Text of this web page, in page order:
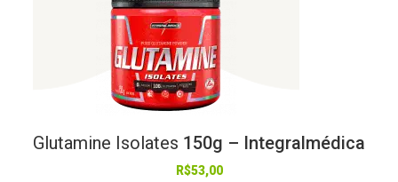
Glutamine Isolates 150g – Integralmédica
R$53,00